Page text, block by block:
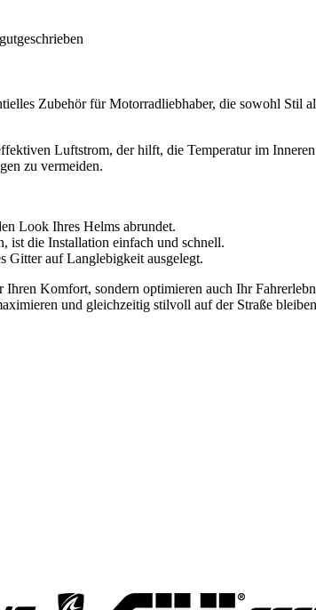
Zubehör für Motorradliebhaber, die sowohl Stil
Luftstrom, der hilft, die Temperatur im
zu vermeiden.
Look Ihres Helms abrundet.
ist die Installation einfach und schnell.
Gitter auf Langlebigkeit ausgelegt.
Komfort, sondern optimieren auch Ihr
und gleichzeitig stilvoll auf der Straße